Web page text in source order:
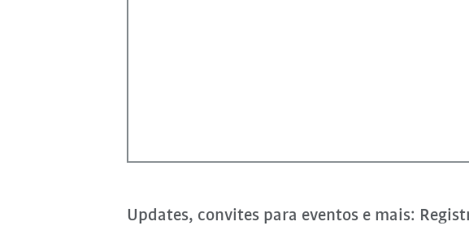
Updates, convites para eventos e mais: